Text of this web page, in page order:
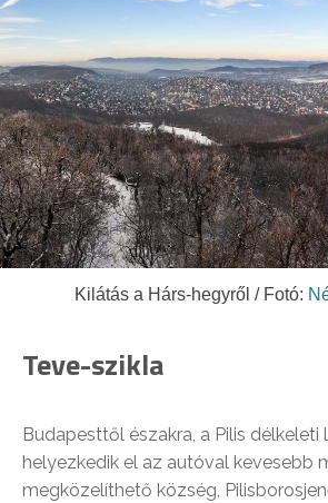
Kilátás a Hárs-hegyről / Fotó:
Teve-szikla
Budapesttől északra, a Pilis délkeleti
helyezkedik el az autóval kevesebb
megközelíthető község,